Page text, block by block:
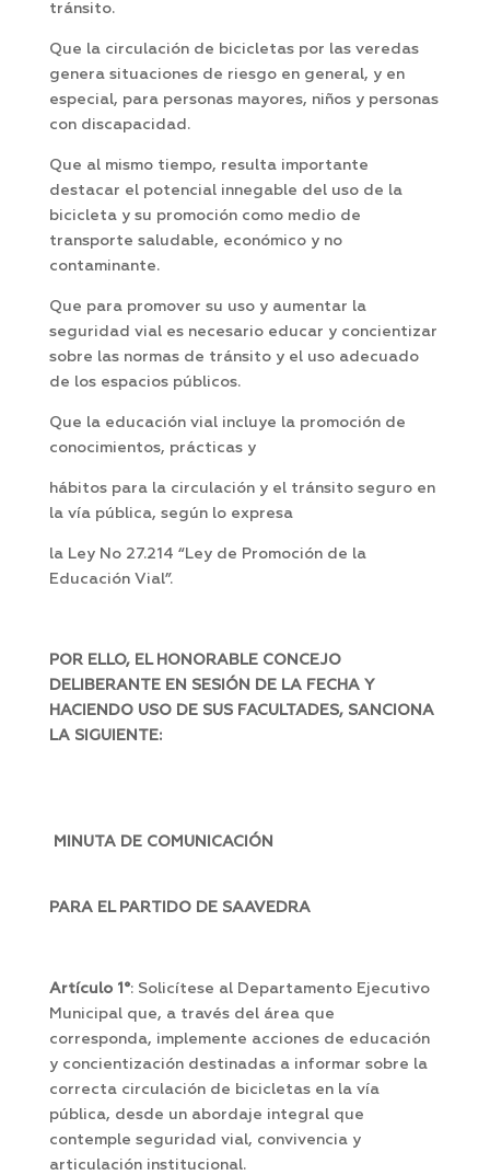
tránsito.
Que la circulación de bicicletas por las veredas
genera situaciones de riesgo en general, y en
especial, para personas mayores, niños y personas
con discapacidad.
Que al mismo tiempo, resulta importante
destacar el potencial innegable del uso de la
bicicleta y su promoción como medio de
transporte saludable, económico y no
contaminante.
Que para promover su uso y aumentar la
seguridad vial es necesario educar y concientizar
sobre las normas de tránsito y el uso adecuado
de los espacios públicos.
Que la educación vial incluye la promoción de
conocimientos, prácticas y
hábitos para la circulación y el tránsito seguro en
la vía pública, según lo expresa
la Ley No 27.214 “Ley de Promoción de la
Educación Vial”.
POR ELLO, EL HONORABLE CONCEJO
DELIBERANTE EN SESIÓN DE LA FECHA Y
HACIENDO USO DE SUS FACULTADES, SANCIONA
LA SIGUIENTE:
MINUTA DE COMUNICACIÓN
PARA EL PARTIDO DE SAAVEDRA
Artículo 1°: Solicítese al Departamento Ejecutivo
Municipal que, a través del área que
corresponda, implemente acciones de educación
y concientización destinadas a informar sobre la
correcta circulación de bicicletas en la vía
pública, desde un abordaje integral que
contemple seguridad vial, convivencia y
articulación institucional.